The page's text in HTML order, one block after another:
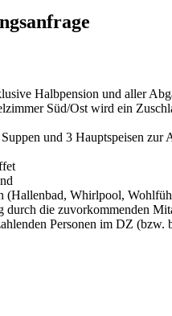
Halbpension und aller
Süd/Ost wird ein
und 3 Hauptspeisen zur
(Hallenbad, Whirlpool,
durch die zuvorkommenden
Personen im DZ (bzw.